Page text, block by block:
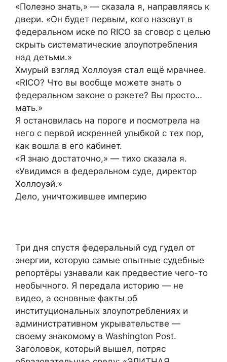
«Полезно знать,» — сказала я, направляясь к
двери. «Он будет первым, кого назовут в
федеральном иске по RICO за сговор с целью
скрыть систематические злоупотребления
над детьми.»
Хмурый взгляд Холлоуэя стал ещё мрачнее.
«RICO? Что вы вообще можете знать о
федеральном законе о рэкете? Вы просто…
мать.»
Я остановилась на пороге и посмотрела на
него с первой искренней улыбкой с тех пор,
как вошла в его кабинет.
«Я знаю достаточно,» — тихо сказала я.
«Увидимся в федеральном суде, директор
Холлоуэй.»
Дело, уничтожившее империю
Три дня спустя федеральный суд гудел от
энергии, которую самые опытные судебные
репортёры узнавали как предвестие чего-то
необычного. Я передала историю — не
видео, а основные факты об
институциональных злоупотреблениях и
административном укрывательстве —
своему знакомому в Washington Post.
Заголовок, который вышел, потряс